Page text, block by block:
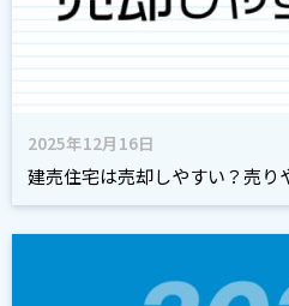
2025年12月16日
建売住宅は売却しやすい？売り